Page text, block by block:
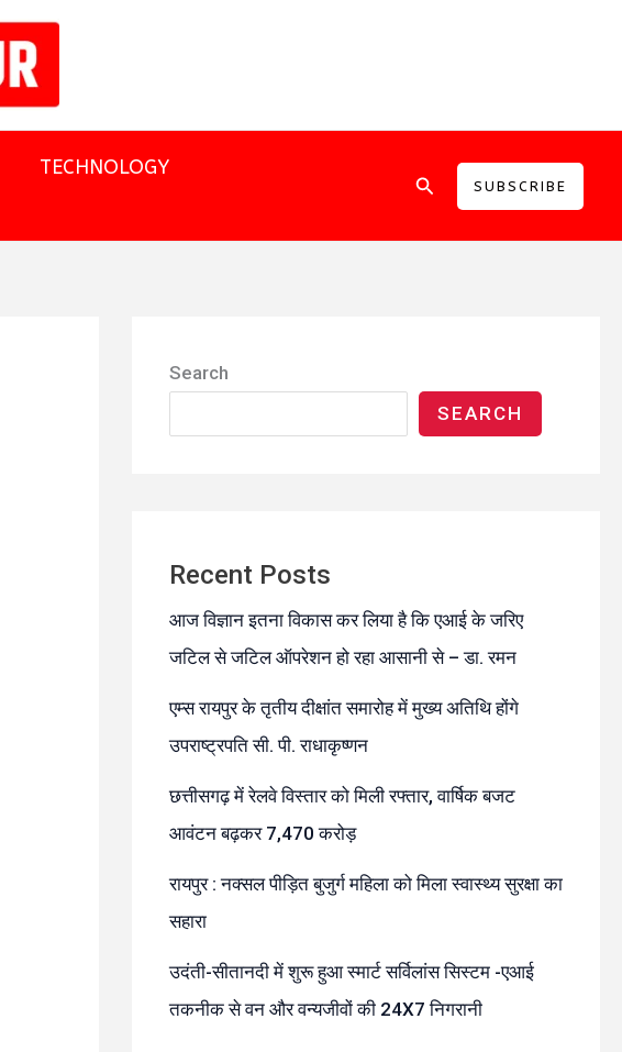
TECHNOLOGY
SearchSUBSCRIBE
Search
SEARCH
Recent Posts
आज विज्ञान इतना विकास कर लिया है कि एआई के जरिए
जटिल से जटिल ऑपरेशन हो रहा आसानी से – डा. रमन
एम्स रायपुर के तृतीय दीक्षांत समारोह में मुख्य अतिथि होंगे
उपराष्ट्रपति सी. पी. राधाकृष्णन
छत्तीसगढ़ में रेलवे विस्तार को मिली रफ्तार, वार्षिक बजट
आवंटन बढ़कर 7,470 करोड़
रायपुर : नक्सल पीड़ित बुजुर्ग महिला को मिला स्वास्थ्य सुरक्षा का
सहारा
उदंती-सीतानदी में शुरू हुआ स्मार्ट सर्विलांस सिस्टम -एआई
तकनीक से वन और वन्यजीवों की 24X7 निगरानी